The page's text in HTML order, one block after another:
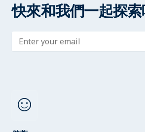
快來和我們一起探索
Enter address
sentiment_satisfied